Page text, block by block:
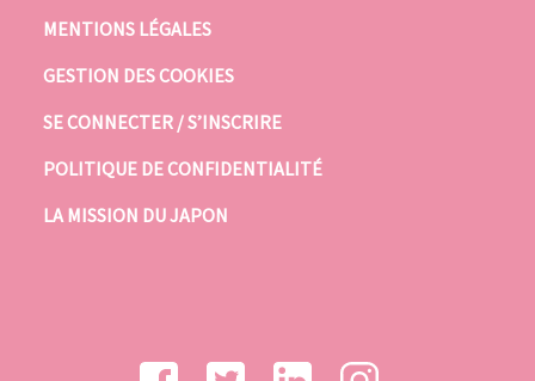
MENTIONS LÉGALES
GESTION DES COOKIES
SE CONNECTER / S’INSCRIRE
POLITIQUE DE CONFIDENTIALITÉ
LA MISSION DU JAPON